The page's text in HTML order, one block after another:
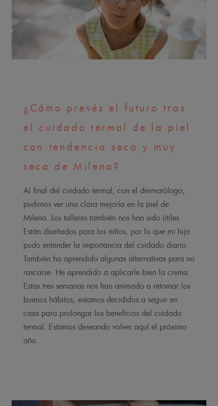
¿Cómo prevés el futuro tras
el cuidado termal de la piel
con tendencia seca y muy
seca de Milena?
Al final del cuidado termal, con el dermatólogo,
pudimos ver una clara mejoría en la piel de
Milena. Los talleres también nos han sido útiles.
Están diseñados para los niños, por lo que mi hija
pudo entender la importancia del cuidado diario.
También ha aprendido algunas alternativas para no
rascarse. He aprendido a aplicarle bien la crema.
Estas tres semanas nos han animado a retomar los
buenos hábitos; estamos decididos a seguir en
casa para prolongar los beneficios del cuidado
termal. Estamos deseando volver aquí el próximo
año.